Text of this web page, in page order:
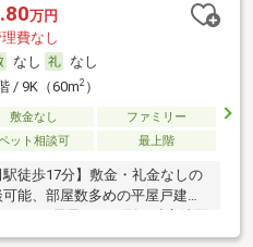
万円
費なし
なし
なし
/ 9K（60m2）
敷金なし
ファミリー
ット相談可 最上階
駅徒歩17分】敷金・礼金なしの
能、部屋数多めの平屋戸建。
ンがあり便利です。